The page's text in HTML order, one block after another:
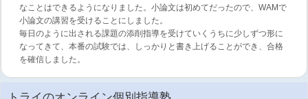
なことはできるようになりました。小論文は初めてだったので、WAMで
小論文の講習を受けることにしました。
毎日のように出される課題の添削指導を受けていくうちに少しずつ形に
なってきて、本番の試験では、しっかりと書き上げることができ、合格
を確信しました。